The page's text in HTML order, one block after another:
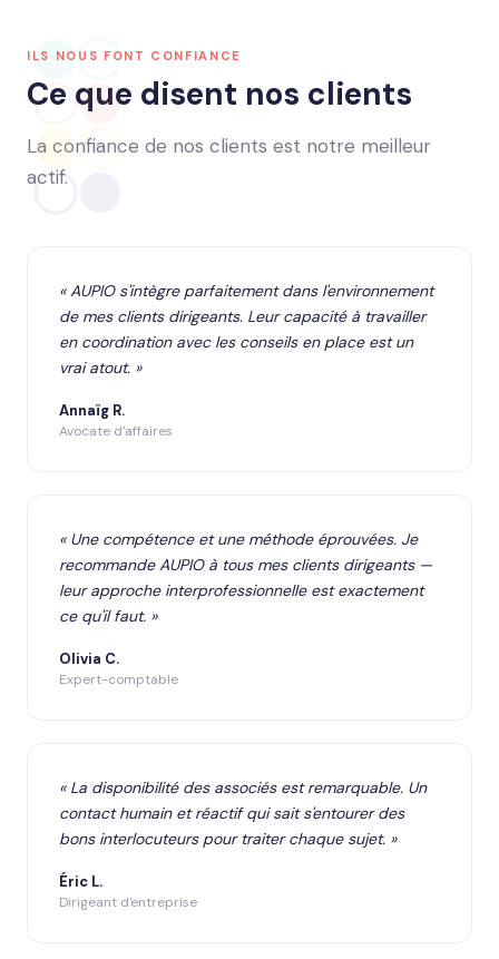
ILS NOUS FONT CONFIANCE
Ce que disent nos clients
La confiance de nos clients est notre meilleur
actif.
« AUPIO s'intègre parfaitement dans l'environnement
de mes clients dirigeants. Leur capacité à travailler
en coordination avec les conseils en place est un
vrai atout. »
Annaïg R.
Avocate d'affaires
« Une compétence et une méthode éprouvées. Je
recommande AUPIO à tous mes clients dirigeants —
leur approche interprofessionnelle est exactement
ce qu'il faut. »
Olivia C.
Expert-comptable
« La disponibilité des associés est remarquable. Un
contact humain et réactif qui sait s'entourer des
bons interlocuteurs pour traiter chaque sujet. »
Éric L.
Dirigeant d'entreprise